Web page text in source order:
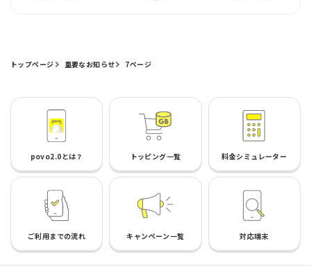
トップページ 重要なお知らせ 7ページ
povo2.0とは？ トッピング一覧 料金シミュレーター
ご利用までの流れ キャンペーン一覧 対応端末